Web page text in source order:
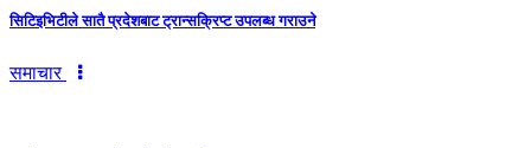
सिटिइभिटीले सातै प्रदेशबाट ट्रान्सक्रिप्ट उपलब्ध गराउने
समाचार